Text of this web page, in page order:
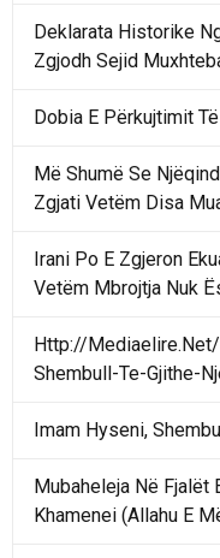
Deklarata Historike
Zgjodh Sejid
Dobia E Përkujtimit
Më Shumë Se
Zgjati Vetëm Disa
Irani Po E Zgjeron
Vetëm Mbrojtja Nuk
Http://
Shembull-Te-Gjithe-
Imam Hyseni,
Mubaheleja Në Fjalët
Khamenei (Allahu E